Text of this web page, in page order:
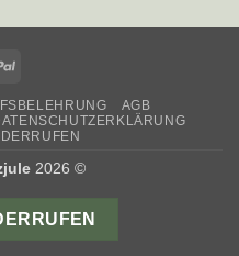
PayPal
AGB
2026 ©